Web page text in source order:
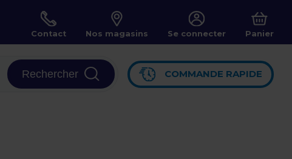
Contact Nos magasins Se connecter Panier
Rechercher COMMANDE RAPIDE